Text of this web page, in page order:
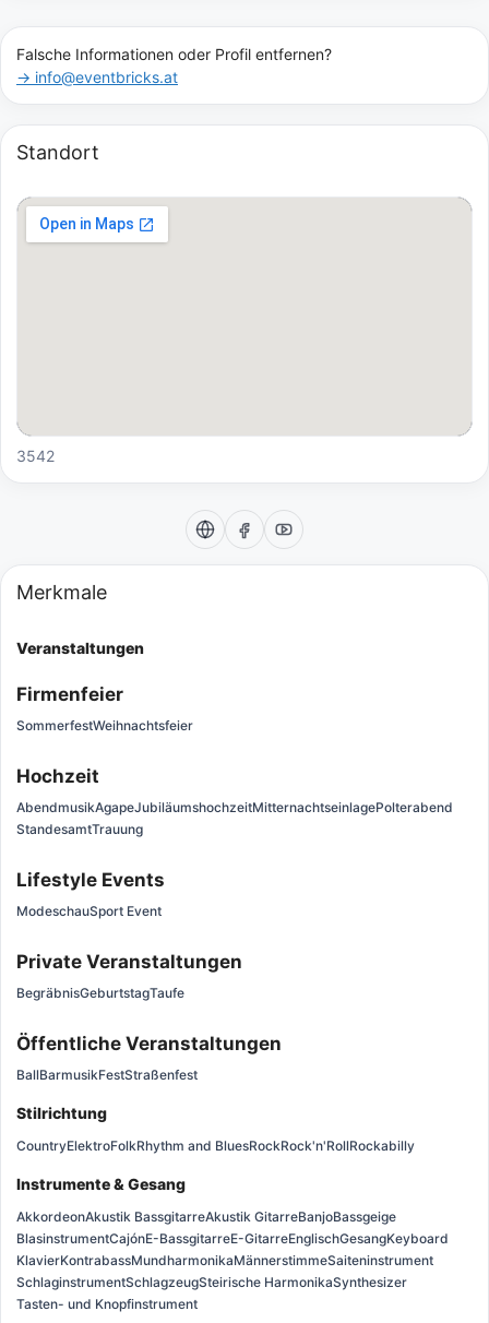
Falsche Informationen oder Profil entfernen?
→ info@eventbricks.at
Standort
3542
Merkmale
Veranstaltungen
Firmenfeier
SommerfestWeihnachtsfeier
Hochzeit
AbendmusikAgapeJubiläumshochzeitMitternachtseinlagePolterabend
StandesamtTrauung
Lifestyle Events
ModeschauSport Event
Private Veranstaltungen
BegräbnisGeburtstagTaufe
Öffentliche Veranstaltungen
BallBarmusikFestStraßenfest
Stilrichtung
CountryElektroFolkRhythm and BluesRockRock'n'RollRockabilly
Instrumente & Gesang
AkkordeonAkustik BassgitarreAkustik GitarreBanjoBassgeige
BlasinstrumentCajónE-BassgitarreE-GitarreEnglischGesangKeyboard
KlavierKontrabassMundharmonikaMännerstimmeSaiteninstrument
SchlaginstrumentSchlagzeugSteirische HarmonikaSynthesizer
Tasten- und Knopfinstrument